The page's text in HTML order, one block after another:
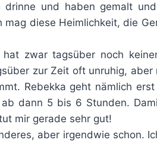
und haben gemalt
diese Heimlichkeit, die
zwar tagsüber noch
zur Zeit oft unruhig, aber
Rebekka geht nämlich
dann 5 bis 6 Stunden.
mir gerade sehr gut!
aber irgendwie schon.